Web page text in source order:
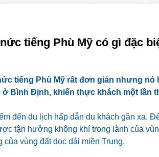
tiếng Phù Mỹ có gì đặc
tiếng Phù Mỹ rất đơn giản nhưng nó
ở Bình Định, khiến thực khách một lần
đến du lịch hấp dẫn du khách gần xa.
tận hưởng không khí trong lành của
của vùng đất dọc dải miền Trung.